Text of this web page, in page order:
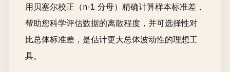
用贝塞尔校正（n-1 分母）精确计算样本标准差，
帮助您科学评估数据的离散程度，并可选择性对
比总体标准差，是估计更大总体波动性的理想工
具。